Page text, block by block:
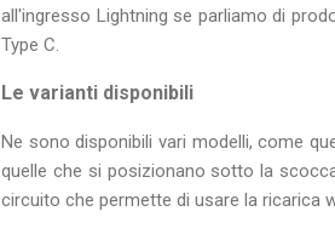
all'ingresso Lightning se parliamo di
Type C.
Le varianti disponibili
Ne sono disponibili vari modelli, come
quelle che si posizionano sotto la
circuito che permette di usare la ricarica